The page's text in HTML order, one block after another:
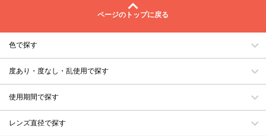
ページのトップに戻る
色で探す
度あり・度なし・乱使用で探す
使用期間で探す
レンズ直径で探す